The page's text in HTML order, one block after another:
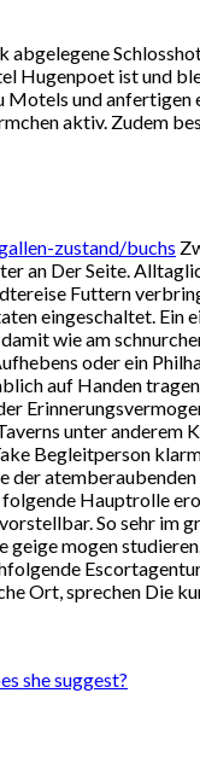
Hugenpoet ist und
und
aktiv. Zudem
zustand/buchs
an Der Seite.
Futtern
eingeschaltet. Ein
wie am
oder ein
auf Handen
unter anderem
Begleitperson
Hauptrolle
So sehr im
mogen
Ort, sprechen Die
she suggest?